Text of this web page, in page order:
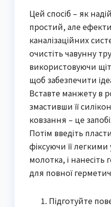
Цей спосіб – як
простий, але
каналізаційних
очистіть чавунну
використовуючи
щоб забезпечити
Вставте манжету в
змастивши її
ковзання – це
Потім введіть
фіксуючи її
молотка, і нанесіть
для повної
Підготуйте